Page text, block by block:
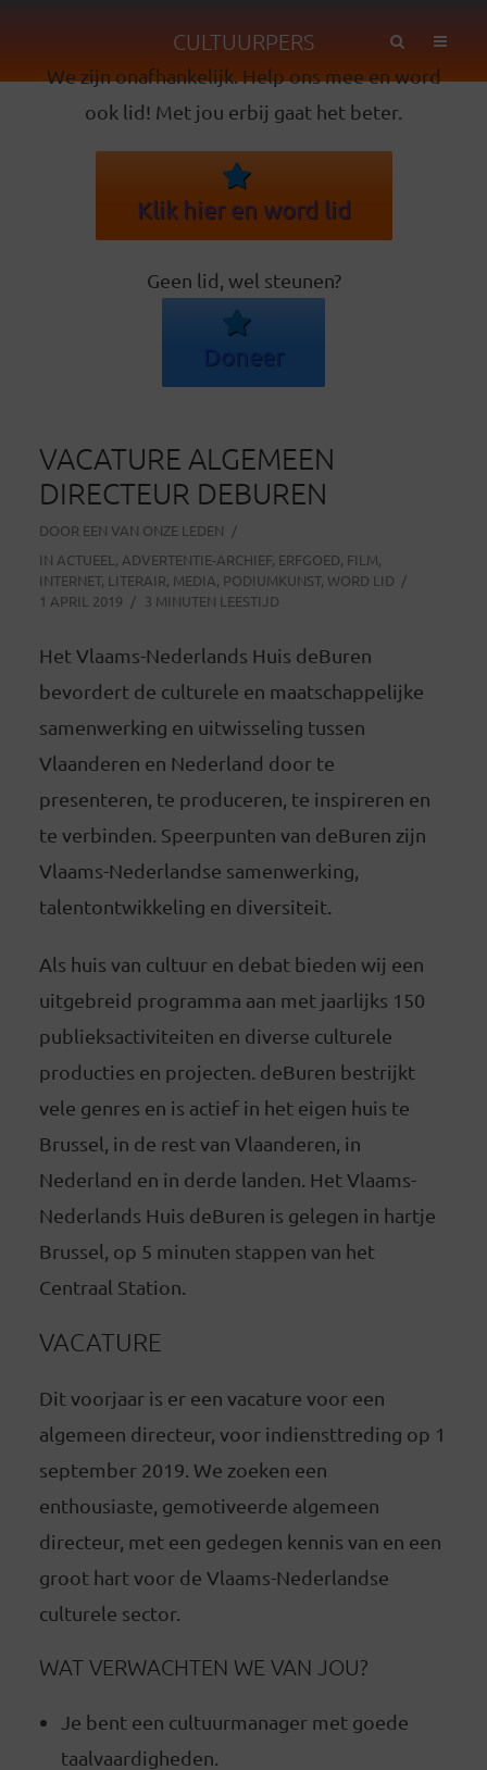
CULTUURPERS
We zijn onafhankelijk. Help ons mee en word
ook lid! Met jou erbij gaat het beter.
Klik hier en word lid
Geen lid, wel steunen?
Doneer
VACATURE ALGEMEEN
DIRECTEUR DEBUREN
DOOR EEN VAN ONZE LEDEN
IN ACTUEEL , ADVERTENTIE-ARCHIEF, ERFGOED, FILM,
INTERNET, LITERAIR, MEDIA, PODIUMKUNST, WORD LID
1 APRIL 2019
3 MINUTEN LEESTIJD
Het Vlaams-Nederlands Huis deBuren
bevordert de culturele en maatschappelijke
samenwerking en uitwisseling tussen
Vlaanderen en Nederland door te
presenteren, te produceren, te inspireren en
te verbinden. Speerpunten van deBuren zijn
Vlaams-Nederlandse samenwerking,
talentontwikkeling en diversiteit.
Als huis van cultuur en debat bieden wij een
uitgebreid programma aan met jaarlijks 150
publieksactiviteiten en diverse culturele
producties en projecten. deBuren bestrijkt
vele genres en is actief in het eigen huis te
Brussel, in de rest van Vlaanderen, in
Nederland en in derde landen. Het Vlaams-
Nederlands Huis deBuren is gelegen in hartje
Brussel, op 5 minuten stappen van het
Centraal Station.
VACATURE
Dit voorjaar is er een vacature voor een
algemeen directeur, voor indiensttreding op 1
september 2019. We zoeken een
enthousiaste, gemotiveerde algemeen
directeur, met een gedegen kennis van en een
groot hart voor de Vlaams-Nederlandse
culturele sector.
WAT VERWACHTEN WE VAN JOU?
Je bent een cultuurmanager met goede
taalvaardigheden.